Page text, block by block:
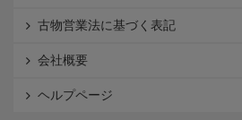
古物営業法に基づく表記
会社概要
ヘルプページ